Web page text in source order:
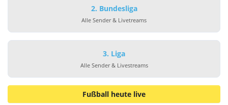
2. Bundesliga
Alle Sender & Livetreams
3. Liga
Alle Sender & Livestreams
Fußball heute live